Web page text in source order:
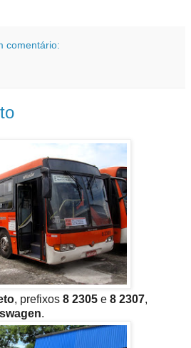
comentário:
, prefixos 8 2305 e 8 2307,
.